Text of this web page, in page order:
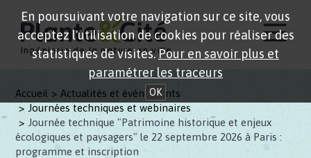
En poursuivant votre navigation sur ce site, vous
acceptez l'utilisation de cookies pour réaliser des
statistiques de visites.Pour en savoir plus et
paramétrer les traceurs
OK
Ingénierie de la nature en ville
Accueil
Actualités et événements
Journées techniques et webinaires
Journée technique "Patrimoine historique et enjeux
écologiques et paysagers" le 22 septembre 2026 à Paris :
programme et inscription